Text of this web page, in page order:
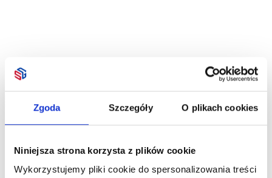
Zgoda Szczegóły O plikach cookies
Niniejsza strona korzysta z plików cookie
Wykorzystujemy pliki cookie do spersonalizowania treści